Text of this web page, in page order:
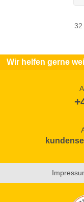
32
Wir helfen gerne